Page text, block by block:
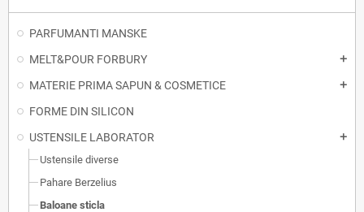
PARFUMANTI MANSKE
MELT&POUR FORBURY
add
MATERIE PRIMA SAPUN & COSMETICE add
FORME DIN SILICON
USTENSILE LABORATOR
add
Ustensile diverse
Pahare Berzelius
Baloane sticla